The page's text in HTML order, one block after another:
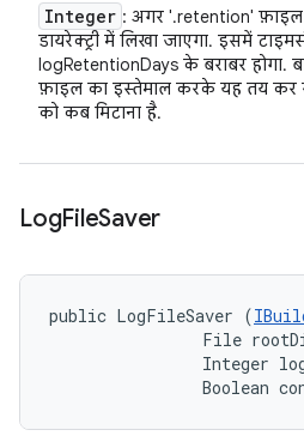
Integer : अगर '.retention' फ़ाइल
डायरेक्ट्री में लिखा जाएगा. इसमें
logRetentionDays के बराबर होगा.
फ़ाइल का इस्तेमाल करके यह तय कर
को कब मिटाना है.
LogFileSaver
public LogFileSaver (
File
Integer
Boolean